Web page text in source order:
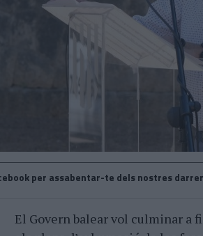
per assabentar-te dels nostres
El Govern balear vol culminar a